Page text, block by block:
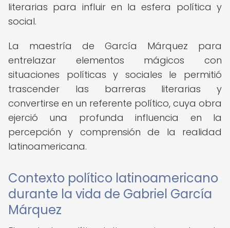
literarias para influir en la esfera política y
social.
La maestría de García Márquez para
entrelazar elementos mágicos con
situaciones políticas y sociales le permitió
trascender las barreras literarias y
convertirse en un referente político, cuya obra
ejerció una profunda influencia en la
percepción y comprensión de la realidad
latinoamericana.
Contexto político latinoamericano
durante la vida de Gabriel García
Márquez